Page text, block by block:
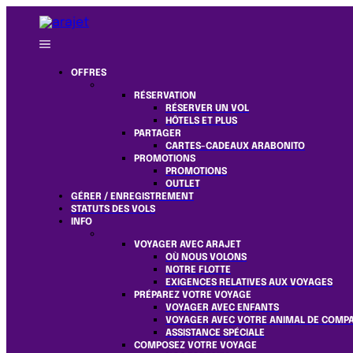
OFFRES
RÉSERVATION
RÉSERVER UN VOL
HÔTELS ET PLUS
PARTAGER
CARTES-CADEAUX ARABONITO
PROMOTIONS
PROMOTIONS
OUTLET
GÉRER / ENREGISTREMENT
STATUTS DES VOLS
INFO
VOYAGER AVEC ARAJET
OÙ NOUS VOLONS
NOTRE FLOTTE
EXIGENCES RELATIVES AUX VOYAGES
PRÉPAREZ VOTRE VOYAGE
VOYAGER AVEC ENFANTS
VOYAGER AVEC VOTRE ANIMAL DE
ASSISTANCE SPÉCIALE
COMPOSEZ VOTRE VOYAGE